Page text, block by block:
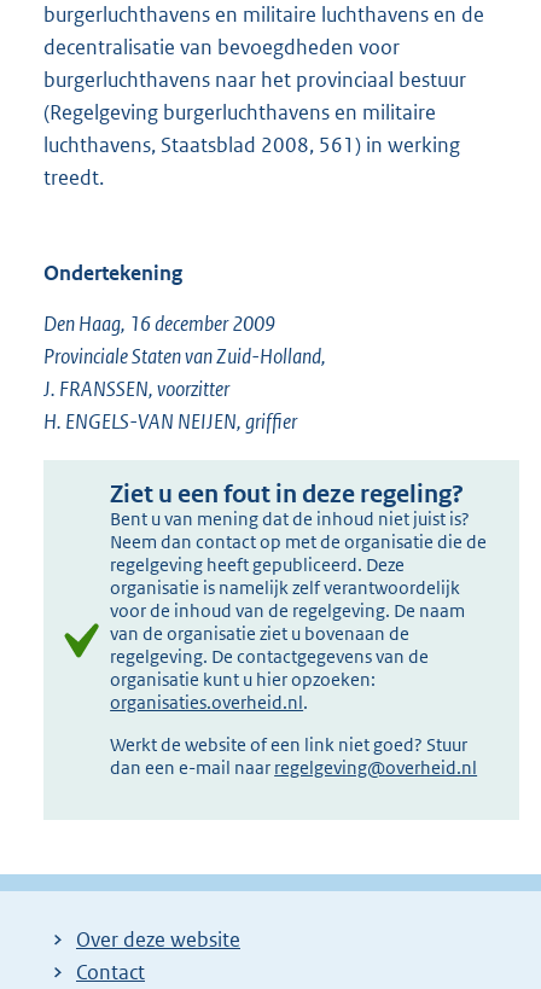
burgerluchthavens en militaire luchthavens en de
decentralisatie van bevoegdheden voor
burgerluchthavens naar het provinciaal bestuur
(Regelgeving burgerluchthavens en militaire
luchthavens, Staatsblad 2008, 561) in werking
treedt.
Ondertekening
Den Haag, 16 december 2009
Provinciale Staten van Zuid-Holland,
J. FRANSSEN, voorzitter
H. ENGELS-VAN NEIJEN, griffier
Ziet u een fout in deze regeling?
Bent u van mening dat de inhoud niet juist is?
Neem dan contact op met de organisatie die de
regelgeving heeft gepubliceerd. Deze
organisatie is namelijk zelf verantwoordelijk
voor de inhoud van de regelgeving. De naam
van de organisatie ziet u bovenaan de
regelgeving. De contactgegevens van de
organisatie kunt u hier opzoeken:
organisaties.overheid.nl.
Werkt de website of een link niet goed? Stuur
dan een e-mail naar regelgeving@overheid.nl
Over deze website
Contact